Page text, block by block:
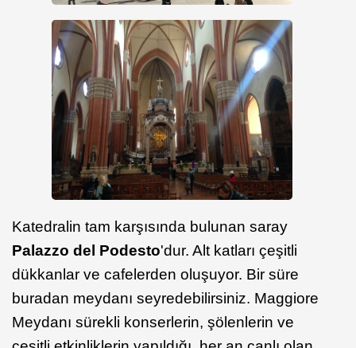
Katedralin tam karşısında bulunan saray
Palazzo del Podesto'dur. Alt katları çeşitli
dükkanlar ve cafelerden oluşuyor. Bir süre
buradan meydanı seyredebilirsiniz. Maggiore
Meydanı sürekli konserlerin, şölenlerin ve